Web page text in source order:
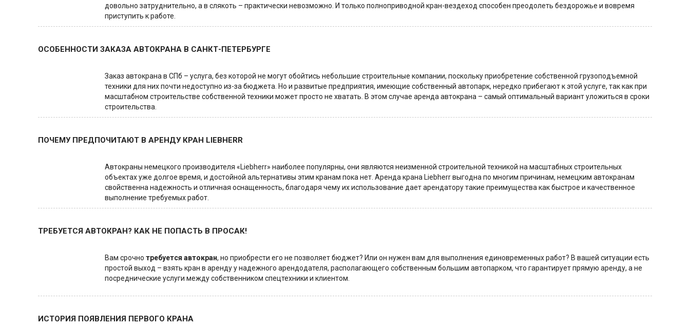
довольно затруднительно, а в слякоть – практически невозможно. И только полноприводной кран-вездеход способен преодолеть бездорожье и вовремя
приступить к работе.
ОСОБЕННОСТИ ЗАКАЗА АВТОКРАНА В САНКТ-ПЕТЕРБУРГЕ
Заказ автокрана в СПб – услуга, без которой не могут обойтись небольшие строительные компании, поскольку приобретение собственной грузоподъемной
техники для них почти недоступно из-за бюджета. Но и развитые предприятия, имеющие собственный автопарк, нередко прибегают к этой услуге, так как при
масштабном строительстве собственной техники может просто не хватать. В этом случае аренда автокрана – самый оптимальный вариант уложиться в сроки
строительства.
ПОЧЕМУ ПРЕДПОЧИТАЮТ В АРЕНДУ КРАН LIEBHERR
Автокраны немецкого производителя «Liebherr» наиболее популярны, они являются неизменной строительной техникой на масштабных строительных
объектах уже долгое время, и достойной альтернативы этим кранам пока нет. Аренда крана Liebherr выгодна по многим причинам, немецким автокранам
свойственна надежность и отличная оснащенность, благодаря чему их использование дает арендатору такие преимущества как быстрое и качественное
выполнение требуемых работ.
ТРЕБУЕТСЯ АВТОКРАН? КАК НЕ ПОПАСТЬ В ПРОСАК!
Вам срочно требуется автокран, но приобрести его не позволяет бюджет? Или он нужен вам для выполнения единовременных работ? В вашей ситуации есть
простой выход – взять кран в аренду у надежного арендодателя, располагающего собственным большим автопарком, что гарантирует прямую аренду, а не
посреднические услуги между собственником спецтехники и клиентом.
ИСТОРИЯ ПОЯВЛЕНИЯ ПЕРВОГО КРАНА